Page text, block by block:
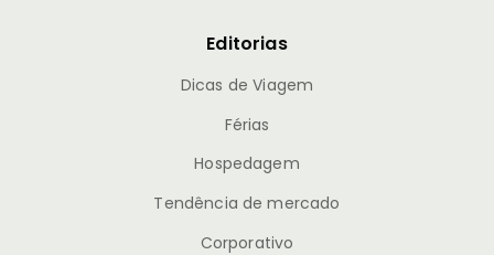
Editorias
Dicas de Viagem
Férias
Hospedagem
Tendência de mercado
Corporativo